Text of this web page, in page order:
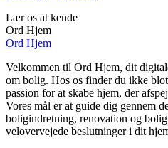
Lær os at kende
Ord Hjem
Ord Hjem
Velkommen til Ord Hjem, dit
om bolig. Hos os finder du ikke
passion for at skabe hjem, der
Vores mål er at guide dig gennem
boligindretning, renovation og
velovervejede beslutninger i dit